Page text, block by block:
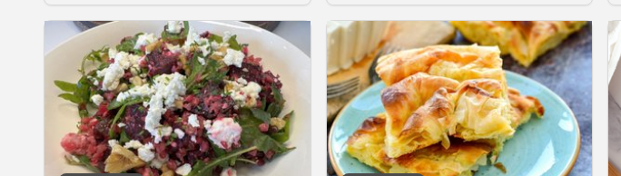
pogosto premami, da bi živeli le od
sladoleda, lubenice in ledene kave,
telo potrebuje nekoliko več kot samo
to.
ključni napaki, ki jo mnogi
ponavljajo. Preverite, kako z
enostavno metodo dosežete
popolno aromo, ki bo navdušila
vsakega gurmana.